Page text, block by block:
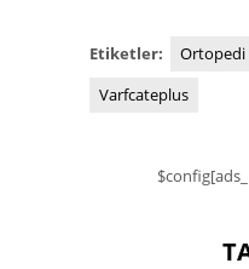
Etiketler: Ortopedi
Varfcateplus